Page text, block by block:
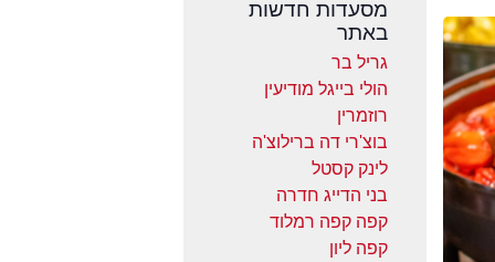
מסעדות חדשות
באתר
גריל בר
הולי בייגל מודיעין
רוזמרין
בוצ'רי דה ברילוצ'ה
לינק קסטל
בני הדייג חדרה
קפה קפה רמלוד
קפה ליון